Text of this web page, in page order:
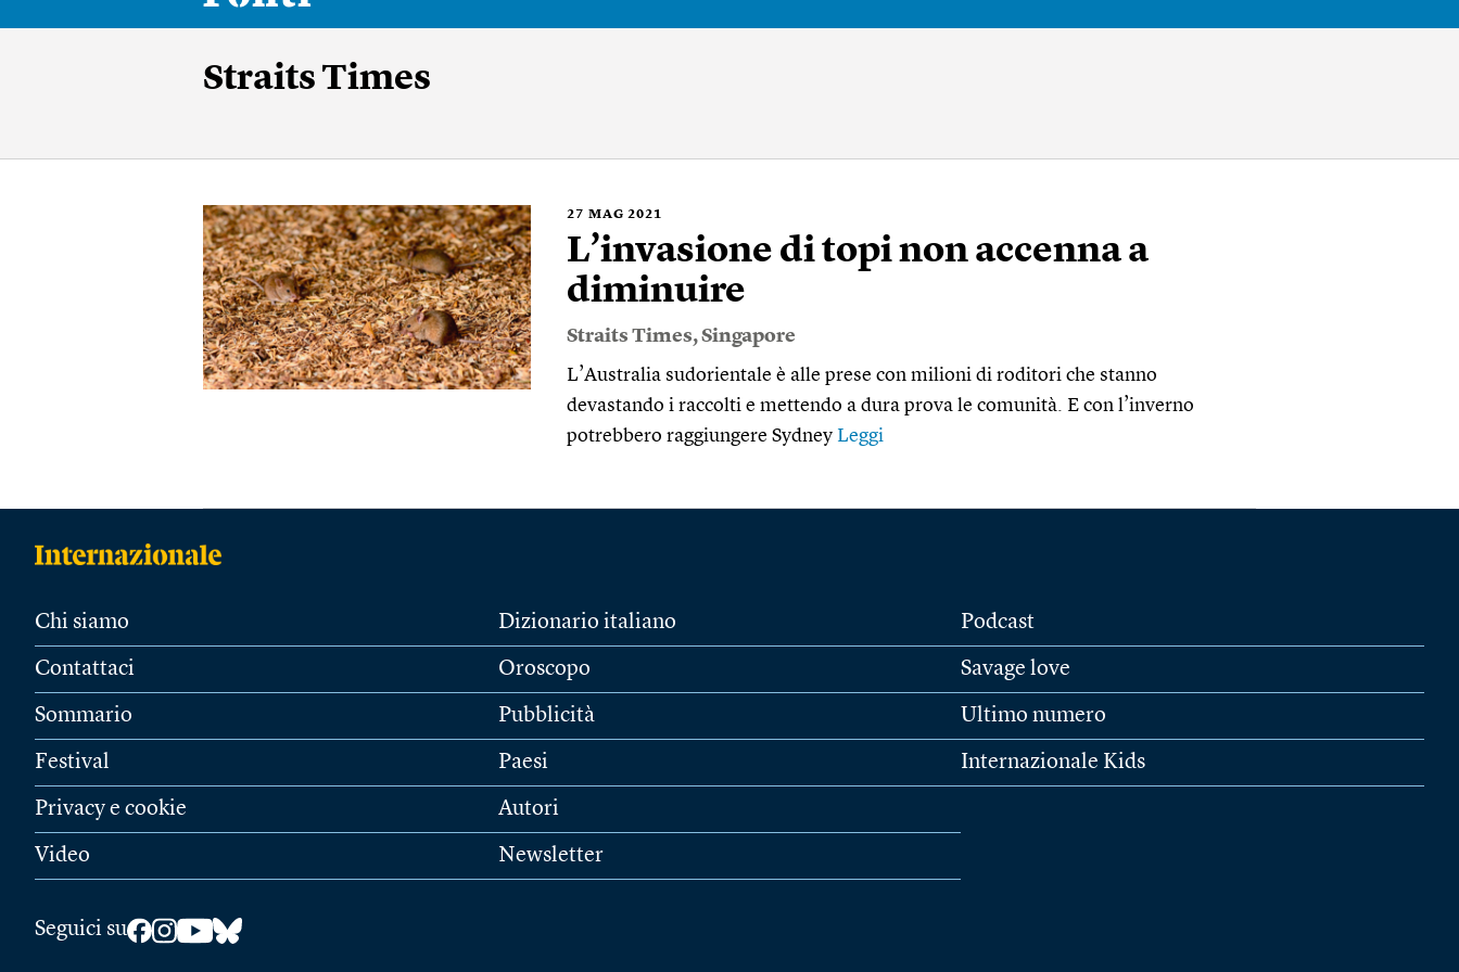
Straits Times
27 MAG 2021
L’invasione di topi non accenna a
diminuire
Straits Times,Singapore
L’Australia sudorientale è alle prese con milioni di roditori che stanno
devastando i raccolti e mettendo a dura prova le comunità. E con l’inverno
potrebbero raggiungere Sydney Leggi
Chi siamo
Contattaci
Sommario
Festival
Privacy e cookie
Video
Dizionario italiano
Oroscopo
Pubblicità
Paesi
Autori
Newsletter
Podcast
Savage love
Ultimo numero
Internazionale Kids
Seguici su